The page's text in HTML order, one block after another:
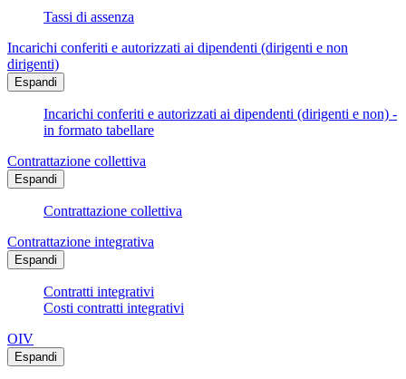
Tassi di assenza
Incarichi conferiti e autorizzati ai dipendenti (dirigenti e non
dirigenti)
Espandi
Incarichi conferiti e autorizzati ai dipendenti (dirigenti e non) -
in formato tabellare
Contrattazione collettiva
Espandi
Contrattazione collettiva
Contrattazione integrativa
Espandi
Contratti integrativi
Costi contratti integrativi
OIV
Espandi